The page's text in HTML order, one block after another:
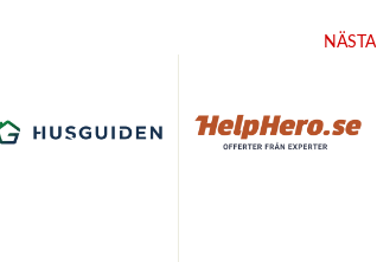
NÄSTA